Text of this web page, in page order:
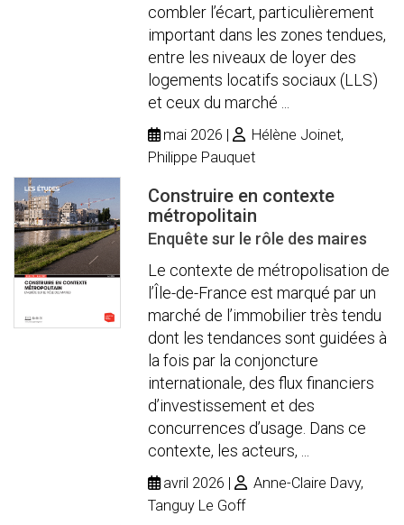
combler l’écart, particulièrement
important dans les zones tendues,
entre les niveaux de loyer des
logements locatifs sociaux (LLS)
et ceux du marché ...
mai 2026
Hélène Joinet,
Philippe Pauquet
Construire en contexte
métropolitain
Enquête sur le rôle des maires
Le contexte de métropolisation de
l’Île-de-France est marqué par un
marché de l’immobilier très tendu
dont les tendances sont guidées à
la fois par la conjoncture
internationale, des flux financiers
d’investissement et des
concurrences d’usage. Dans ce
contexte, les acteurs, ...
avril 2026
Anne-Claire Davy,
Tanguy Le Goff